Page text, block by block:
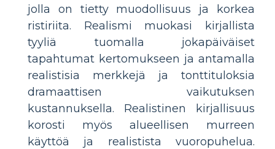
jolla on tietty muodollisuus ja korkea
ristiriita. Realismi muokasi kirjallista
tyyliä tuomalla jokapäiväiset
tapahtumat kertomukseen ja antamalla
realistisia merkkejä ja tonttituloksia
dramaattisen vaikutuksen
kustannuksella. Realistinen kirjallisuus
korosti myös alueellisen murreen
käyttöä ja realistista vuoropuhelua.